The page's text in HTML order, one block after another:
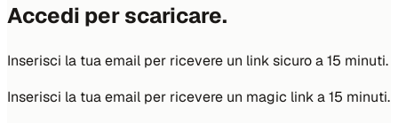
Accedi per scaricare.
Inserisci la tua email per ricevere un link sicuro a 15 minuti.
Inserisci la tua email per ricevere un magic link a 15 minuti.